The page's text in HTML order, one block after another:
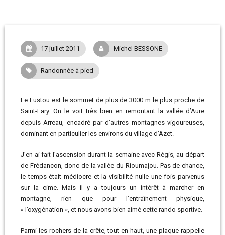
17 juillet 2011 Michel BESSONE
Randonnée à pied
Le Lustou est le sommet de plus de 3000 m le plus proche de
Saint-Lary. On le voit très bien en remontant la vallée d’Aure
depuis Arreau, encadré par d’autres montagnes vigoureuses,
dominant en particulier les environs du village d’Azet.
J’en ai fait l’ascension durant la semaine avec Régis, au départ
de Frédancon, donc de la vallée du Rioumajou. Pas de chance,
le temps était médiocre et la visibilité nulle une fois parvenus
sur la cime. Mais il y a toujours un intérêt à marcher en
montagne, rien que pour l’entraînement physique,
« l’oxygénation », et nous avons bien aimé cette rando sportive.
Parmi les rochers de la crête, tout en haut, une plaque rappelle